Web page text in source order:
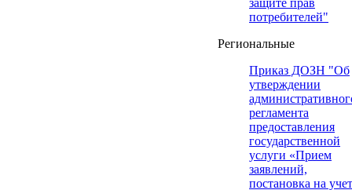
защите прав
потребителей"
Региональные
Приказ ДОЗН "Об
утверждении
регламента
предоставления
государственной
услуги «Прием
заявлений,
постановка на